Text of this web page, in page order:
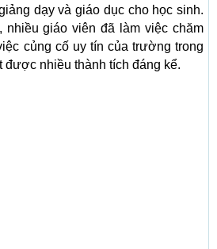
dạy và giáo dục cho học sinh.
nhiều giáo viên đã làm việc chăm
củng cố uy tín của trường trong
được nhiều thành tích đáng kể.